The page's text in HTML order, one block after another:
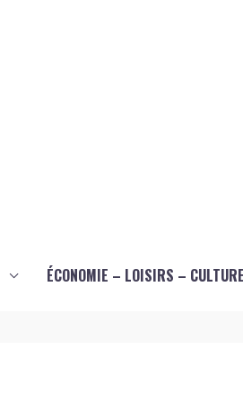
ÉCONOMIE – LOISIRS – CULTURE